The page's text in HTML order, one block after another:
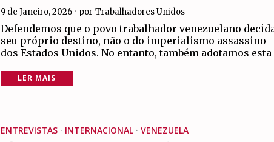
9 de Janeiro, 2026 por Trabalhadores Unidos
Defendemos que o povo trabalhador venezuelano
seu próprio destino, não o do imperialismo assassino
dos Estados Unidos. No entanto, também adotamos esta
LER MAIS
ENTREVISTAS · INTERNACIONAL · VENEZUELA